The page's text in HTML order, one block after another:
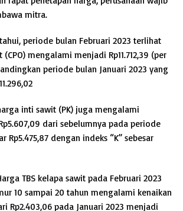
mitra.
periode bulan Februari 2023 terlihat
mengalami menjadi Rp11.712,39 (per
periode bulan Januari 2023 yang
inti sawit (PK) juga mengalami
dari sebelumnya pada periode
Rp5.475,87 dengan indeks “K” sebesar
TBS kelapa sawit pada Februari 2023
10 sampai 20 tahun mengalami kenaikan
Rp2.403,06 pada Januari 2023 menjadi